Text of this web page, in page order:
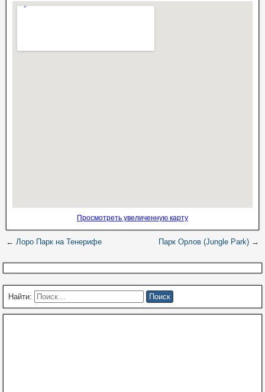
Просмотреть увеличенную карту
← Лоро Парк на Тенерифе Парк Орлов (Jungle Park) →
Найти: